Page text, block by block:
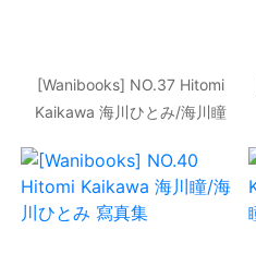
[Wanibooks] NO.37 Hitomi
Kaikawa 海川ひとみ/海川瞳